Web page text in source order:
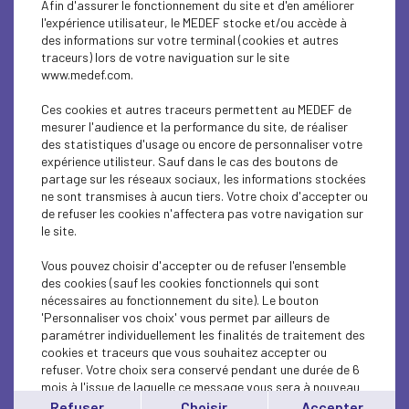
SOCIAL
CSR
PARITY-DIVERSITY
ECONOMY
ECONOMY
MEDEF LIFE
MEDEF LIFE
MEDEF LIFE
ECONOMY
Afin d'assurer le fonctionnement du site et d'en améliorer
l'expérience utilisateur, le MEDEF stocke et/ou accède à
des informations sur votre terminal (cookies et autres
traceurs) lors de votre naviguation sur le site
www.medef.com.
Ces cookies et autres traceurs permettent au MEDEF de
mesurer l'audience et la performance du site, de réaliser
des statistiques d'usage ou encore de personnaliser votre
expérience utilisteur. Sauf dans le cas des boutons de
partage sur les réseaux sociaux, les informations stockées
ne sont transmises à aucun tiers. Votre choix d'accepter ou
de refuser les cookies n'affectera pas votre navigation sur
le site.
Vous pouvez choisir d'accepter ou de refuser l'ensemble
des cookies (sauf les cookies fonctionnels qui sont
nécessaires au fonctionnement du site). Le bouton
'Personnaliser vos choix' vous permet par ailleurs de
paramétrer individuellement les finalités de traitement des
cookies et traceurs que vous souhaitez accepter ou
refuser. Votre choix sera conservé pendant une durée de 6
mois à l'issue de laquelle ce message vous sera à nouveau
affiché..